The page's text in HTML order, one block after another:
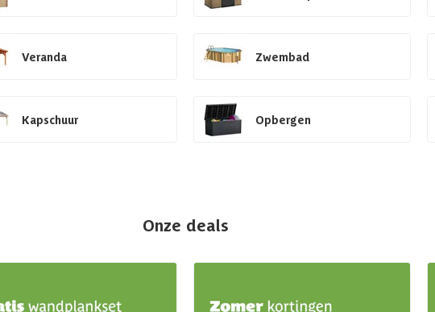
Veranda Zwembad
Kapschuur Opbergen
Onze deals